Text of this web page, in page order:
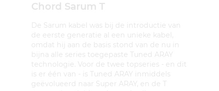
Chord Sarum T
De Sarum kabel was bij de introductie van
de eerste generatie al een unieke kabel,
omdat hij aan de basis stond van de nu in
bijna alle series toegepaste Tuned ARAY
technologie. Voor de twee topseries - en dit
is er één van - is Tuned ARAY inmiddels
geëvolueerd naar Super ARAY, en de T